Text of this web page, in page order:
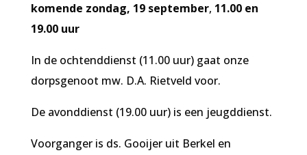
komende zondag, 19 september, 11.00 en
19.00 uur
In de ochtenddienst (11.00 uur) gaat onze
dorpsgenoot mw. D.A. Rietveld voor.
De avonddienst (19.00 uur) is een jeugddienst.
Voorganger is ds. Gooijer uit Berkel en